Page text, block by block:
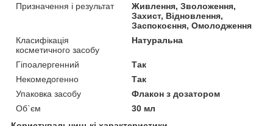
Призначення і результат
Живлення, Зволоження,
Захист, Відновлення,
Заспокоєння, Омолодження
Класифікація
косметичного засобу
Натуральна
Гіпоалергенний
Так
Некомедогенно
Так
Упаковка засобу
Флакон з дозатором
Об`єм
30 мл